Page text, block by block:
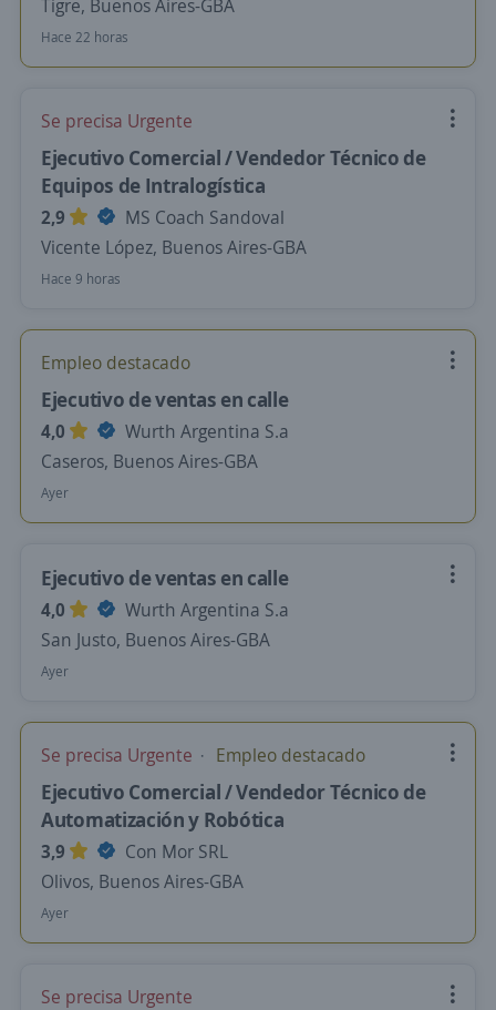
Tigre, Buenos Aires-GBA
Hace 22 horas
Se precisa Urgente
Ejecutivo Comercial / Vendedor Técnico de
Equipos de Intralogística
2,9
MS Coach Sandoval
Vicente López, Buenos Aires-GBA
Hace 9 horas
Empleo destacado
Ejecutivo de ventas en calle
4,0
Wurth Argentina S.a
Caseros, Buenos Aires-GBA
Ayer
Ejecutivo de ventas en calle
4,0
Wurth Argentina S.a
San Justo, Buenos Aires-GBA
Ayer
Se precisa Urgente Empleo destacado
Ejecutivo Comercial / Vendedor Técnico de
Automatización y Robótica
3,9
Con Mor SRL
Olivos, Buenos Aires-GBA
Ayer
Se precisa Urgente